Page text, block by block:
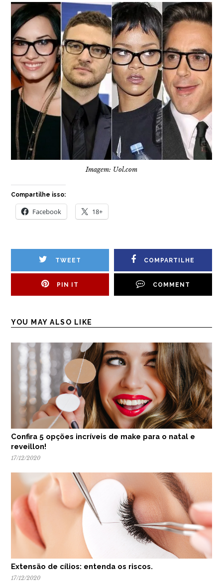
Imagem: Uol.com
Compartilhe isso:
Facebook 18+
TWEET COMPARTILHE
PIN IT COMMENT
YOU MAY ALSO LIKE
Confira 5 opções incríveis de make para o natal e
reveillon!
17/12/2020
Extensão de cílios: entenda os riscos.
17/12/2020